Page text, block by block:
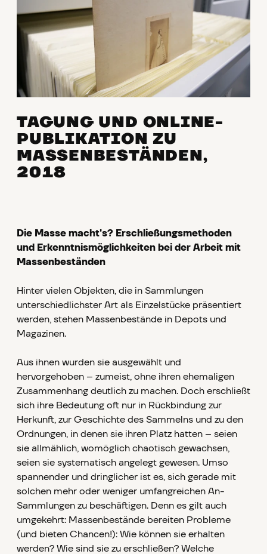
TAGUNG UND ONLINE-
PUBLIKATION ZU
MASSENBESTÄNDEN,
2018
Die Masse macht's? Erschließungsmethoden
und Erkenntnismöglichkeiten bei der Arbeit mit
Massenbeständen
Hinter vielen Objekten, die in Sammlungen
unterschiedlichster Art als Einzelstücke präsentiert
werden, stehen Massenbestände in Depots und
Magazinen.
Aus ihnen wurden sie ausgewählt und
hervorgehoben – zumeist, ohne ihren ehemaligen
Zusammenhang deutlich zu machen. Doch erschließt
sich ihre Bedeutung oft nur in Rückbindung zur
Herkunft, zur Geschichte des Sammelns und zu den
Ordnungen, in denen sie ihren Platz hatten – seien
sie allmählich, womöglich chaotisch gewachsen,
seien sie systematisch angelegt gewesen. Umso
spannender und dringlicher ist es, sich gerade mit
solchen mehr oder weniger umfangreichen An-
Sammlungen zu beschäftigen. Denn es gilt auch
umgekehrt: Massenbestände bereiten Probleme
(und bieten Chancen!): Wie können sie erhalten
werden? Wie sind sie zu erschließen? Welche